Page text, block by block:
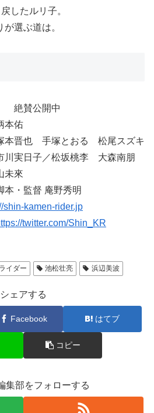
したルリ子。
選ぶ道は。
絶賛公開中
本佑
本晋也 手塚とおる 松尾スズキ
実日子／松坂桃李 大森南朋
未來
・監督 庵野秀明
shin-kamen-rider.jp
twitter.com/Shin_KR
イダー 池松壮亮 浜辺美波
シェアする
Facebook はてブ
コピー
集部をフォローする